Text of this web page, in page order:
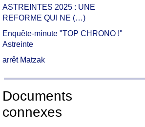
ASTREINTES 2025 : UNE
REFORME QUI NE (…)
Enquête-minute "TOP CHRONO !"
Astreinte
arrêt Matzak
Documents
connexes